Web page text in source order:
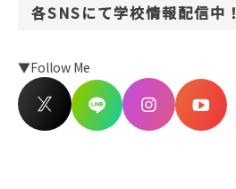
各SNSにて学校情報配信中！
▼Follow Me